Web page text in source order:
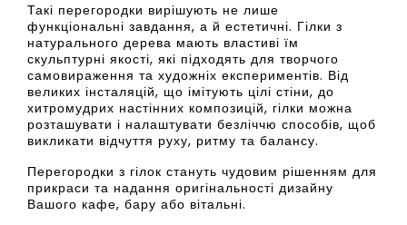
Такі перегородки вирішують не лише
функціональні завдання, а й естетичні. Гілки з
натурального дерева мають властиві їм
скульптурні якості, які підходять для творчого
самовираження та художніх експериментів. Від
великих інсталяцій, що імітують цілі стіни, до
хитромудрих настінних композицій, гілки можна
розташувати і налаштувати безліччю способів, щоб
викликати відчуття руху, ритму та балансу.
Перегородки з гілок стануть чудовим рішенням для
прикраси та надання оригінальності дизайну
Вашого кафе, бару або вітальні.